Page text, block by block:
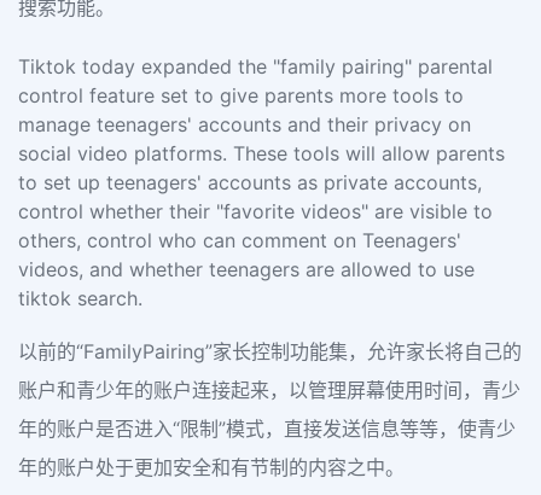
搜索功能。
Tiktok today expanded the "family pairing" parental
control feature set to give parents more tools to
manage teenagers' accounts and their privacy on
social video platforms. These tools will allow parents
to set up teenagers' accounts as private accounts,
control whether their "favorite videos" are visible to
others, control who can comment on Teenagers'
videos, and whether teenagers are allowed to use
tiktok search.
以前的“FamilyPairing”家长控制功能集，允许家长将自己的
账户和青少年的账户连接起来，以管理屏幕使用时间，青少
年的账户是否进入“限制”模式，直接发送信息等等，使青少
年的账户处于更加安全和有节制的内容之中。